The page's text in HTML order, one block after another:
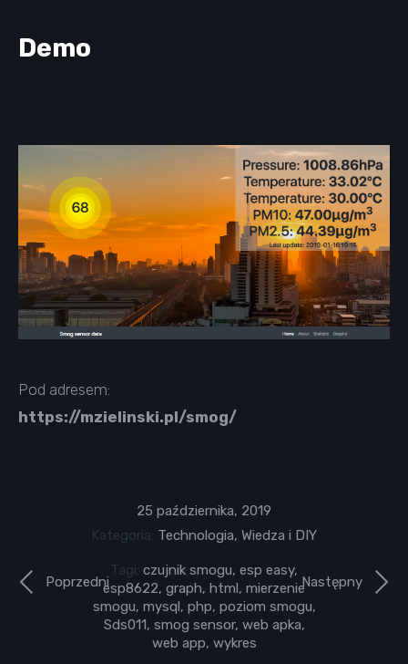
Demo
Pod adresem:
https://mzielinski.pl/smog/
Następny
Poprzedni
25 października, 2019
Kategoria: Technologia, Wiedza i DIY
Tagi: czujnik smogu, esp easy,
esp8622, graph, html, mierzenie
smogu, mysql, php, poziom smogu,
Sds011, smog sensor, web apka,
web app, wykres